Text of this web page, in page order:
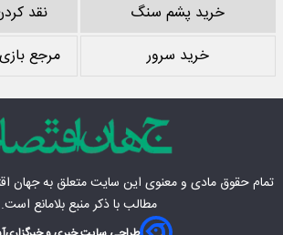
خرید پشم سنگ
نقد
خرید سرور
مرجع
تمام حقوق مادی‌ و معنوی این سایت متعلق بهجهان
مطالب با ذکر منبع بلامانع است.